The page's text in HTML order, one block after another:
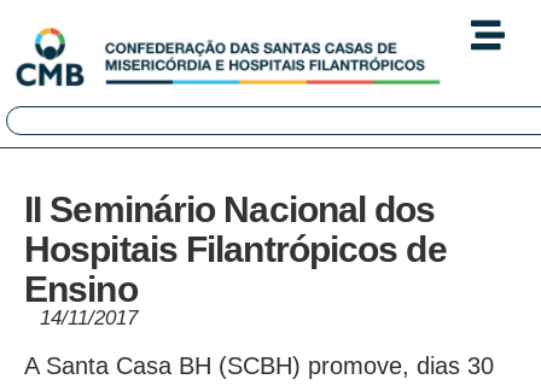
II Seminário Nacional dos
Hospitais Filantrópicos de
Ensino
14/11/2017
A Santa Casa BH (SCBH) promove, dias 30